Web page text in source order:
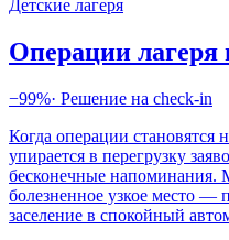
Детские лагеря
Операции лагеря
−99%· Решение на check-in
Когда операции
упирается в перегрузку
бесконечные напоминания.
болезненное узкое место —
заселение в спокойный